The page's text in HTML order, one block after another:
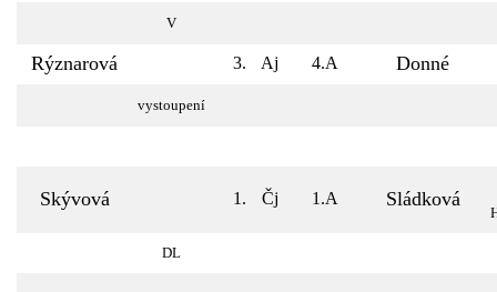
V
Rýznarová 3. Aj 4.A Donné
vystoupení
Skývová 1. Čj 1.A Sládková
DL